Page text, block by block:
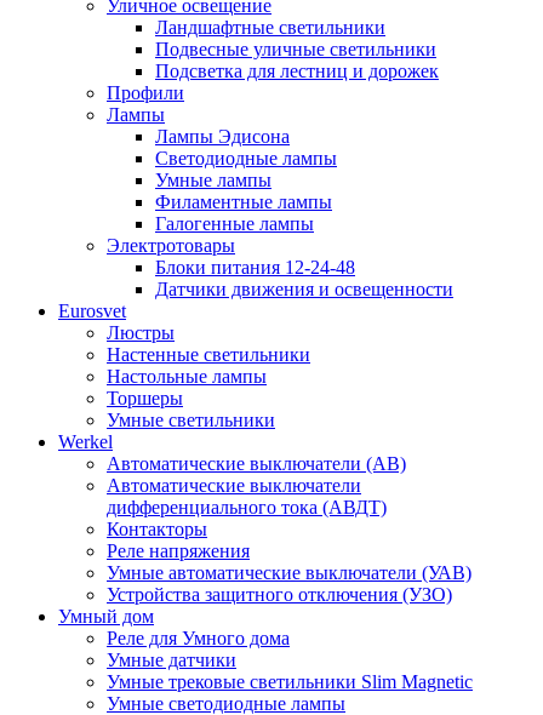
Уличное освещение
Ландшафтные светильники
Подвесные уличные светильники
Подсветка для лестниц и дорожек
Профили
Лампы
Лампы Эдисона
Светодиодные лампы
Умные лампы
Филаментные лампы
Галогенные лампы
Электротовары
Блоки питания 12-24-48
Датчики движения и освещенности
Eurosvet
Люстры
Настенные светильники
Настольные лампы
Торшеры
Умные светильники
Werkel
Автоматические выключатели (АВ)
Автоматические выключатели
дифференциального тока (АВДТ)
Контакторы
Реле напряжения
Умные автоматические выключатели (УАВ)
Устройства защитного отключения (УЗО)
Умный дом
Реле для Умного дома
Умные датчики
Умные трековые светильники Slim Magnetic
Умные светодиодные лампы